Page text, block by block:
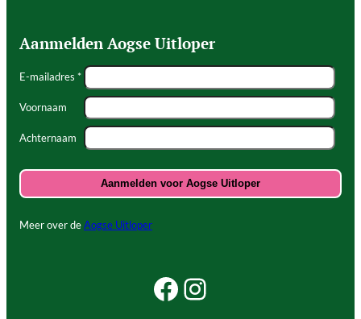
Aanmelden Aogse Uitloper
E-mailadres *
Voornaam
Achternaam
Meer over deAogse Uitloper
Facebook Beleef Princenhage
Instagram Beleef Princenhage